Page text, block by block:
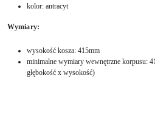
kolor: antracyt
Wymiary:
wysokość kosza: 415mm
minimalne wymiary wewnętrzne korpusu:
głębokość x wysokość)